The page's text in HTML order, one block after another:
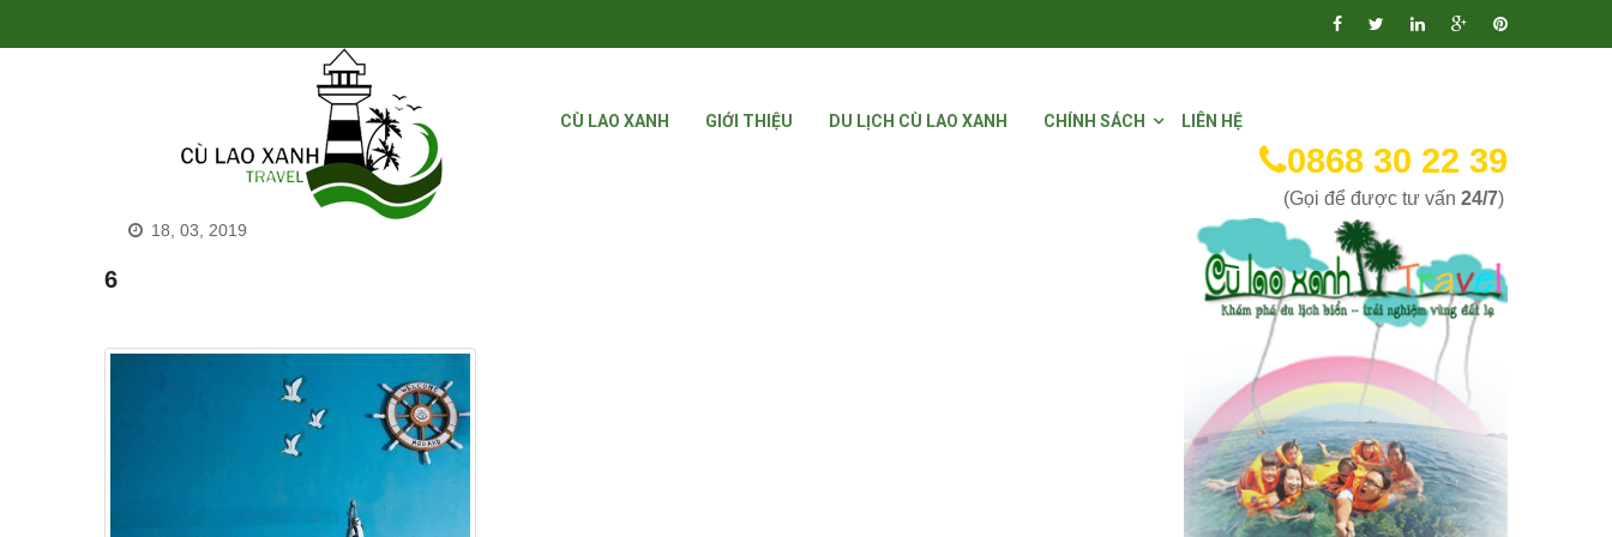
CÙ LAO XANH GIỚI THIỆU DU LỊCH CÙ LAO XANH CHÍNH SÁCH LIÊN HỆ
0868 30 22 39
(Gọi để được tư vấn 24/7)
18, 03, 2019
6